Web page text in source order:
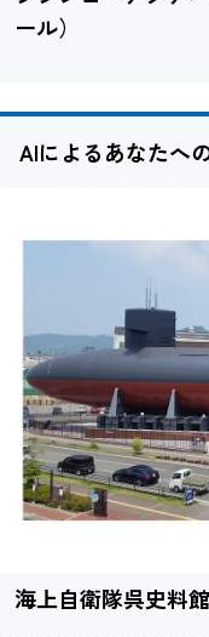
ール）
AIによるあなたへ
海上自衛隊呉史料